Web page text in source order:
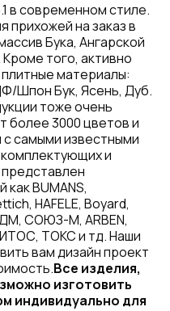
в современном стиле.
прихожей на заказ в
Бука, Ангарской
того, активно
материалы:
Шпон Бук, Ясень, Дуб.
тоже очень
более 3000 цветов и
самыми известными
и
BUMANS,
HAFELE, Boyard,
СОЮЗ-М, ARBEN,
ТОКС и тд. Наши
вам дизайн проект
Все изделия,
изготовить
индивидуально для